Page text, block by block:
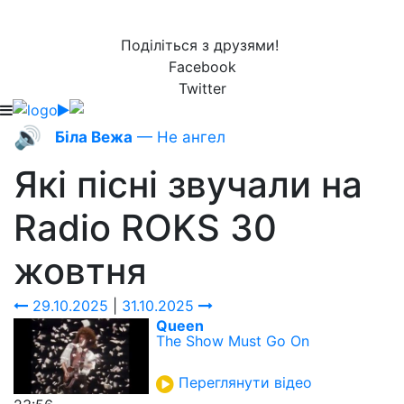
Поділіться з друзями!
Facebook
Twitter
🔊 Біла Вежа — Не ангел
Які пісні звучали на
Radio ROKS 30
жовтня
29.10.2025 31.10.2025
Queen
The Show Must Go On
Переглянути відео